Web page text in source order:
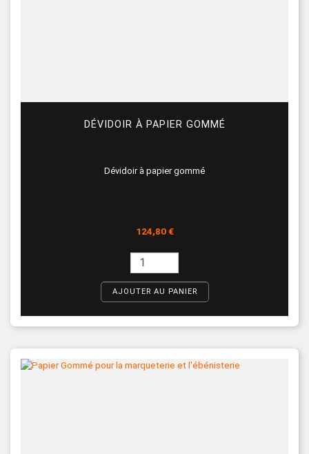
DÉVIDOIR À PAPIER GOMMÉ
Dévidoir à papier gommé
Prix
124,80 €
AJOUTER AU PANIER